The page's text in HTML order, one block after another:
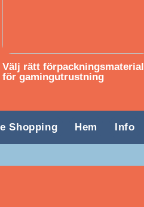
Välj rätt förpackningsmaterial
för gamingutrustning
Shopping Hem Info